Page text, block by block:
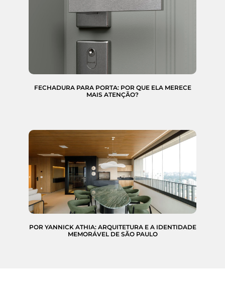
FECHADURA PARA PORTA: POR QUE ELA MERECE
MAIS ATENÇÃO?
POR YANNICK ATHIA: ARQUITETURA E A IDENTIDADE
MEMORÁVEL DE SÃO PAULO